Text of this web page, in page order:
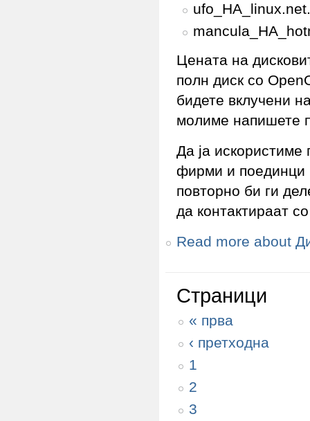
Цената на
полн диск со
бидете вклучени
молиме напишете
Да ја искористиме
фирми и поединци
повторно би ги
да контактираат
Read more about
Страници
« прва
‹ претходна
1
2
3